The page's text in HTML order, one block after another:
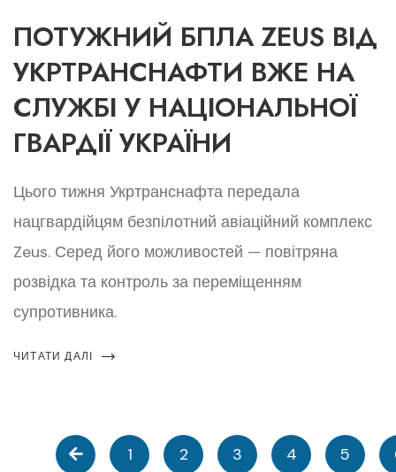
ПОТУЖНИЙ БПЛА ZEUS ВІД
УКРТРАНСНАФТИ ВЖЕ НА
СЛУЖБІ У НАЦІОНАЛЬНОЇ
ГВАРДІЇ УКРАЇНИ
Цього тижня Укртранснафта передала
нацгвардійцям безпілотний авіаційний комплекс
Zeus. Серед його можливостей — повітряна
розвідка та контроль за переміщенням
супротивника.
ЧИТАТИ ДАЛІ
1 2 3 4 5